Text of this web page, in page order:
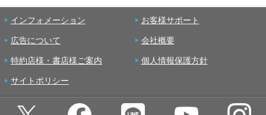
インフォメーション お客様サポート
広告について 会社概要
特約店様・書店様ご案内 個人情報保護方針
サイトポリシー